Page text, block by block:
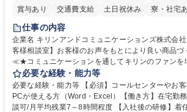
賞与あり 交通費支給 土日祝休み 寮・社宅
仕事の内容
企業名 キリンアンドコミュニケーションズ株式会社 求人名 中野本社【お
客様相談室】お客様のお声をもとにより良い商品づくりへ貢
≪★コミュニケーションを通してキリンのファン
お客様のお声をより良い商品づくりに活かしていく
様相談室でのお仕事です。 日々お客様からいただくキリングループへのご
意見を、企業活動に活かしています。お客様からの
って対応、情報提供するとともにグループ内活動に
必要な経験・能力等
必要な経験・能力等 【必須】コールセンターやお客
PCが使える方（Word・Excel）【働き方】在宅勤
談可/月平均残業7～8時間程度 【入社後の研修】着任から1か月は電話対応